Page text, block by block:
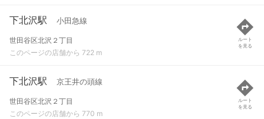
下北沢駅 小田急線
世田谷区北沢２丁目
このページの店舗から 722 m
ルート
を見る
下北沢駅 京王井の頭線
世田谷区北沢２丁目
このページの店舗から 770 m
ルート
を見る